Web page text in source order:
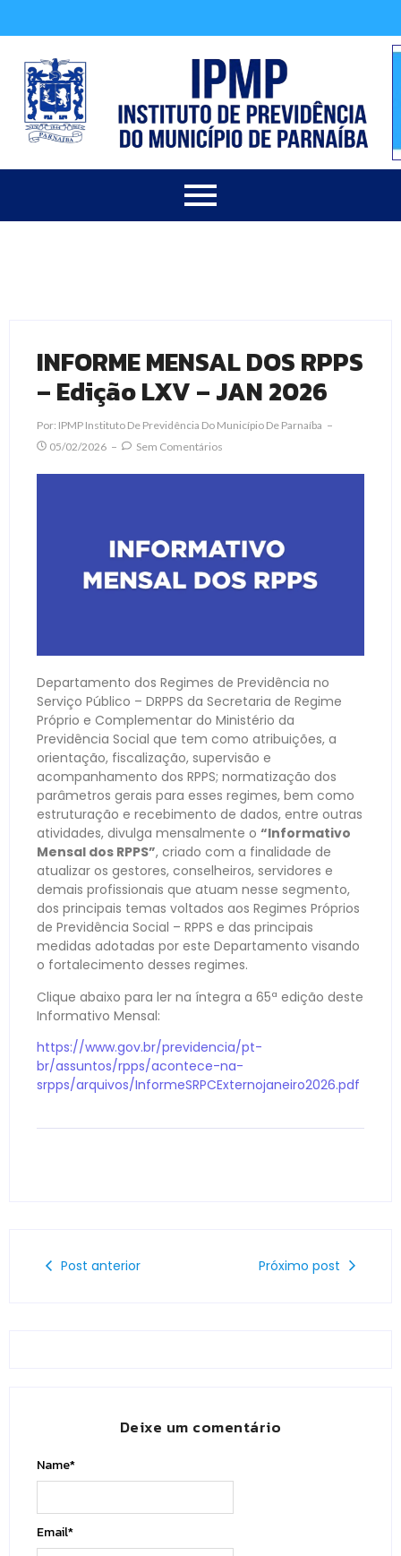
INFORME MENSAL DOS RPPS
– Edição LXV – JAN 2026
Por: IPMP Instituto De Previdência Do Município De Parnaíba
05/02/2026
Sem Comentários
Departamento dos Regimes de Previdência no
Serviço Público – DRPPS da Secretaria de Regime
Próprio e Complementar do Ministério da
Previdência Social que tem como atribuições, a
orientação, fiscalização, supervisão e
acompanhamento dos RPPS; normatização dos
parâmetros gerais para esses regimes, bem como
estruturação e recebimento de dados, entre outras
atividades, divulga mensalmente o “Informativo
Mensal dos RPPS”, criado com a finalidade de
atualizar os gestores, conselheiros, servidores e
demais profissionais que atuam nesse segmento,
dos principais temas voltados aos Regimes Próprios
de Previdência Social – RPPS e das principais
medidas adotadas por este Departamento visando
o fortalecimento desses regimes.
Clique abaixo para ler na íntegra a 65ª edição deste
Informativo Mensal:
https://www.gov.br/previdencia/pt-
br/assuntos/rpps/acontece-na-
srpps/arquivos/InformeSRPCExternojaneiro2026.pdf
Post anterior Próximo post
Deixe um comentário
Name*
Email*